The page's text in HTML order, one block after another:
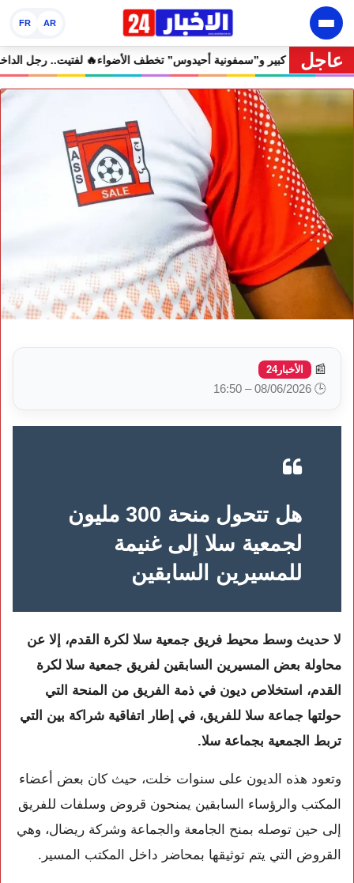
AR
FR
عاجل
الدولي يختتم دورته الثامنة بنجاح كبير و”سمفونية أحيدوس” تخطف الأضواء
📰 الأخبار24
🕒 08/06/2026 – 16:50
هل تتحول منحة 300 مليون
لجمعية سلا إلى غنيمة
للمسيرين السابقين
لا حديث وسط محيط فريق جمعية سلا لكرة القدم، إلا عن
محاولة بعض المسيرين السابقين لفريق جمعية سلا لكرة
القدم، استخلاص ديون في ذمة الفريق من المنحة التي
حولتها جماعة سلا للفريق، في إطار اتفاقية شراكة بين التي
تربط الجمعية بجماعة سلا.
وتعود هذه الديون على سنوات خلت، حيث كان بعض أعضاء
المكتب والرؤساء السابقين يمنحون قروض وسلفات للفريق
إلى حين توصله بمنح الجامعة والجماعة وشركة ريضال، وهي
القروض التي يتم توثيقها بمحاضر داخل المكتب المسير.